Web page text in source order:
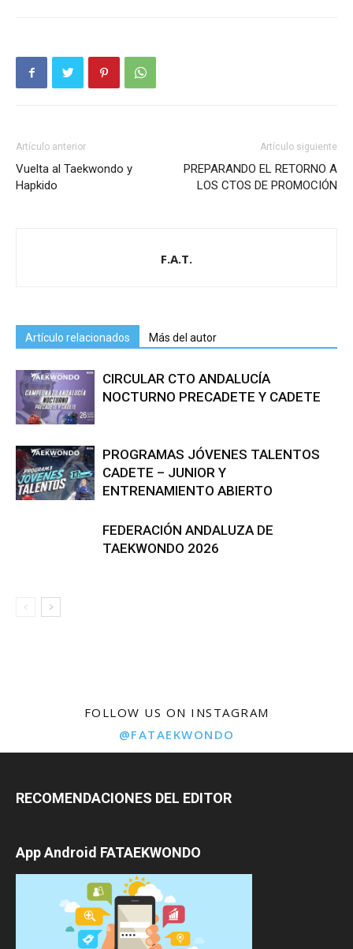
Artículo anterior
Vuelta al Taekwondo y
Hapkido
Artículo siguiente
PREPARANDO EL RETORNO A
LOS CTOS DE PROMOCIÓN
F.A.T.
Artículo relacionados Más del autor
CIRCULAR CTO ANDALUCÍA
NOCTURNO PRECADETE Y CADETE
PROGRAMAS JÓVENES TALENTOS
CADETE – JUNIOR Y
ENTRENAMIENTO ABIERTO
FEDERACIÓN ANDALUZA DE
TAEKWONDO 2026
FOLLOW US ON INSTAGRAM
@FATAEKWONDO
RECOMENDACIONES DEL EDITOR
App Android FATAEKWONDO